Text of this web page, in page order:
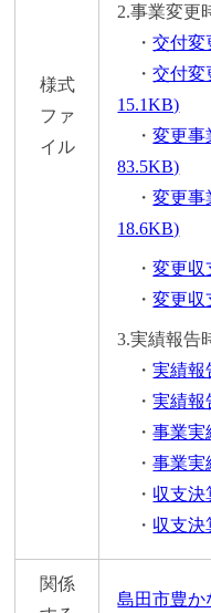
様式
ファ
イル
2.事業変更
・交付変
・交付変
15.1KB)
・変更事
83.5KB)
・変更事
18.6KB)
・変更収
・変更収
3.実績報告
・実績報
・実績報
・事業実
・事業実
・ 収支決
・ 収支決
関係
島田市豊か